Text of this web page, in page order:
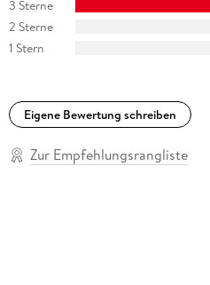
3 Sterne
2 Sterne
1 Stern
Eigene Bewertung schreiben
Zur Empfehlungsrangliste